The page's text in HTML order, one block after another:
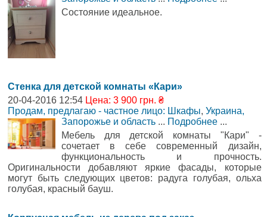
Состояние идеальное.
Стенка для детской комнаты «Кари»
20-04-2016 12:54 Цена: 3 900 грн. ₴
Продам, предлагаю - частное лицо: Шкафы, Украина,
Запорожье и область ... Подробнее ...
Мебель для детской комнаты "Кари" -
сочетает в себе современный дизайн,
функциональность и прочность.
Оригинальности добавляют яркие фасады, которые
могут быть следующих цветов: радуга голубая, ольха
голубая, красный бауш.